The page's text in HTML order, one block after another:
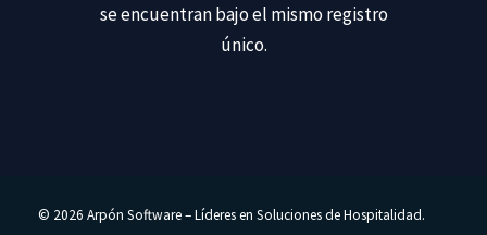
se encuentran bajo el mismo registro
único.
© 2026 Arpón Software – Líderes en Soluciones de Hospitalidad.